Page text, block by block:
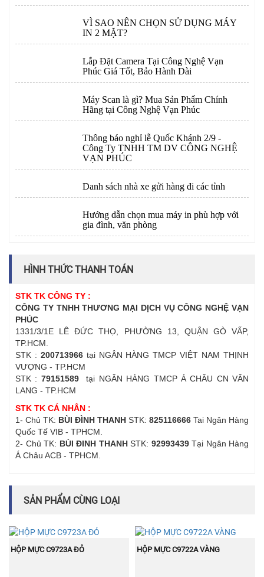
VÌ SAO NÊN CHỌN SỬ DỤNG MÁY
IN 2 MẶT?
Lắp Đặt Camera Tại Công Nghệ Vạn
Phúc Giá Tốt, Bảo Hành Dài
Máy Scan là gì? Mua Sản Phẩm Chính
Hãng tại Công Nghệ Vạn Phúc
Thông báo nghỉ lễ Quốc Khánh 2/9 -
Công Ty TNHH TM DV CÔNG NGHỆ
VẠN PHÚC
Danh sách nhà xe gửi hàng đi các tỉnh
Hướng dẫn chọn mua máy in phù hợp với
gia đình, văn phòng
HÌNH THỨC THANH TOÁN
STK TK CÔNG TY :
CÔNG TY TNHH THƯƠNG MẠI DỊCH VỤ CÔNG NGHỆ VẠN
PHÚC
1331/3/1E LÊ ĐỨC THỌ, PHƯỜNG 13, QUẬN GÒ VẤP,
TP.HCM.
STK : 200713966tại NGÂN HÀNG TMCP VIỆT NAM THỊNH
VƯỢNG - TP.HCM
STK : 79151589tại NGÂN HÀNG TMCP Á CHÂU CN VĂN
LANG - TP.HCM
STK TK CÁ NHÂN :
1- Chủ TK: BÙI ĐÌNH THANH STK: 825116666 Tai Ngân Hàng
Quốc Tế VIB - TPHCM.
2- Chủ TK: BÙI ĐINH THANHSTK: 92993439Tại Ngân Hàng
Á Châu ACB - TPHCM.
SẢN PHẨM CÙNG LOẠI
BÁN
CHẠY
MUA NGAY
HỘP MỰC C9723A ĐỎ
BÁN
CHẠY
MUA NGAY
HỘP MỰC C9722A VÀNG